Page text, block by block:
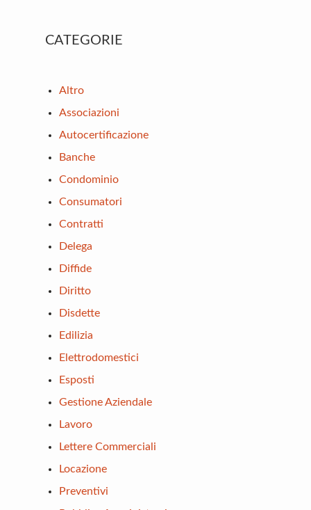
Primary
CATEGORIE
Altro
Associazioni
Autocertificazione
Banche
Condominio
Consumatori
Contratti
Delega
Diffide
Diritto
Disdette
Edilizia
Elettrodomestici
Esposti
Gestione Aziendale
Lavoro
Lettere Commerciali
Locazione
Preventivi